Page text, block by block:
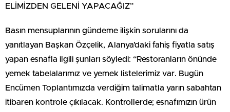
ELİMİZDEN GELENİ YAPACAĞIZ”
Basın mensuplarının gündeme ilişkin sorularını da
yanıtlayan Başkan Özçelik, Alanya’daki fahiş fiyatla satış
yapan esnafla ilgili şunları söyledi: “Restoranların önünde
yemek tabelalarımız ve yemek listelerimiz var. Bugün
Encümen Toplantımızda verdiğim talimatla yarın sabahtan
itibaren kontrole çıkılacak. Kontrollerde; esnafımızın ürün